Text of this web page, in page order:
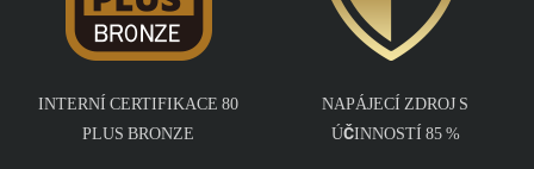
INTERNÍ CERTIFIKACE 80
PLUS BRONZE
NAPÁJECÍ ZDROJ S
ÚČINNOSTÍ 85 %